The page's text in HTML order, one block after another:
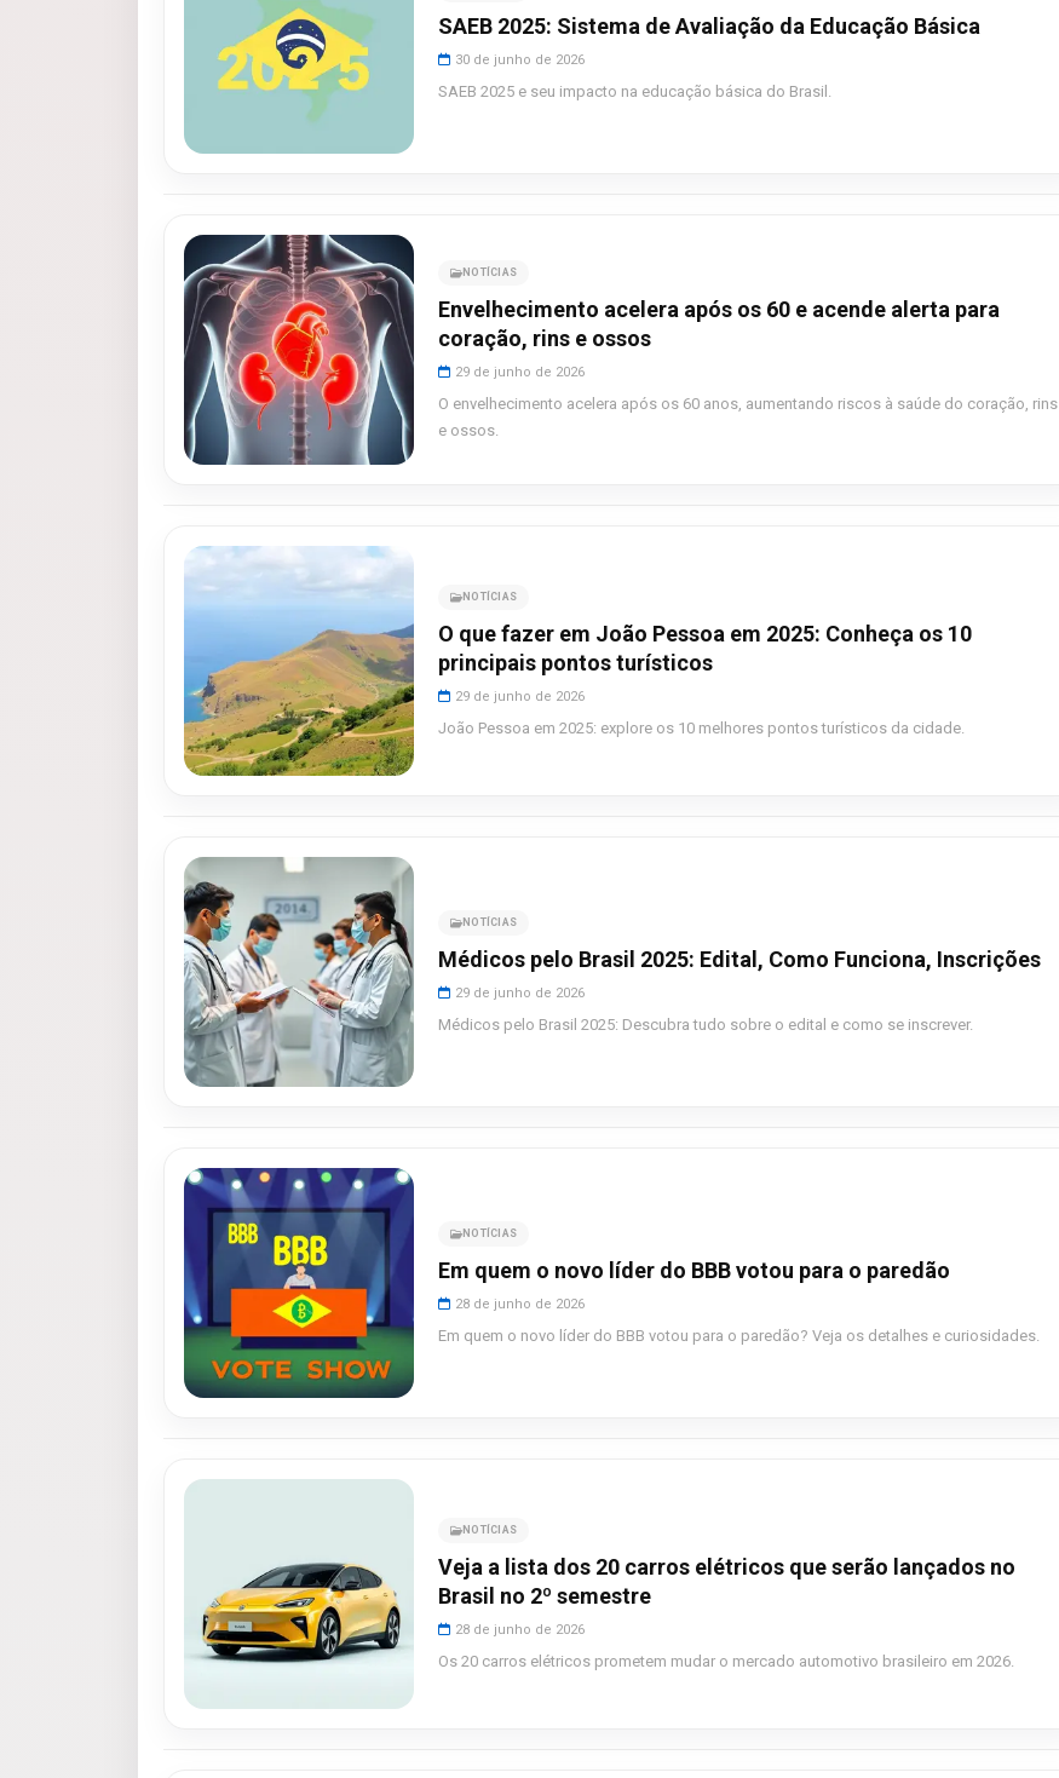
SAEB 2025: Sistema de Avaliação da Educação Básica
30 de junho de 2026
SAEB 2025 e seu impacto na educação básica do Brasil.
NOTÍCIAS
Envelhecimento acelera após os 60 e acende alerta para
coração, rins e ossos
29 de junho de 2026
O envelhecimento acelera após os 60 anos, aumentando riscos à saúde do coração, rins
e ossos.
NOTÍCIAS
O que fazer em João Pessoa em 2025: Conheça os 10
principais pontos turísticos
29 de junho de 2026
João Pessoa em 2025: explore os 10 melhores pontos turísticos da cidade.
NOTÍCIAS
Médicos pelo Brasil 2025: Edital, Como Funciona, Inscrições
29 de junho de 2026
Médicos pelo Brasil 2025: Descubra tudo sobre o edital e como se inscrever.
NOTÍCIAS
Em quem o novo líder do BBB votou para o paredão
28 de junho de 2026
Em quem o novo líder do BBB votou para o paredão? Veja os detalhes e curiosidades.
NOTÍCIAS
Veja a lista dos 20 carros elétricos que serão lançados no
Brasil no 2º semestre
28 de junho de 2026
Os 20 carros elétricos prometem mudar o mercado automotivo brasileiro em 2026.